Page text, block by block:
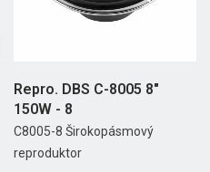
Repro. DBS C-8005 8"
150W - 8
C8005-8 Širokopásmový
reproduktor